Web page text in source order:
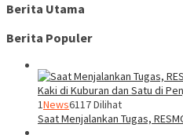
Berita Utama
Berita Populer
1News6117 Dilihat
Saat Menjalankan Tugas,